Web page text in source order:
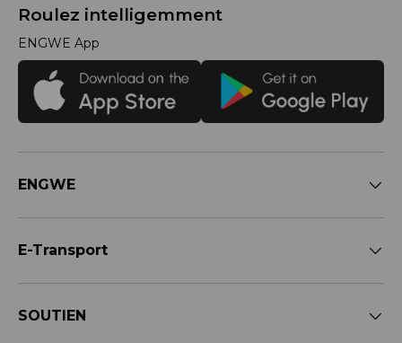
Roulez intelligemment
ENGWE App
ENGWE
E-Transport
SOUTIEN